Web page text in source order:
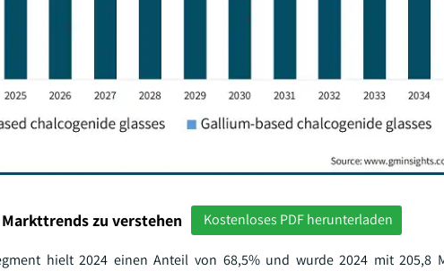
zu verstehen Kostenloses PDF herunterladen
hielt 2024 einen Anteil von 68,5% und wurde 2024 mit 205,8